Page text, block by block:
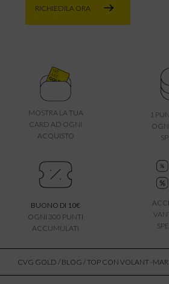
RICHIEDILA ORA
MOSTRA LA TUA
CARD AD OGNI
ACQUISTO
1
BUONO DI 10€
OGNI 300 PUNTI
ACCUMULATI
CVG GOLD / BLOG / TOP CON VOLANT -